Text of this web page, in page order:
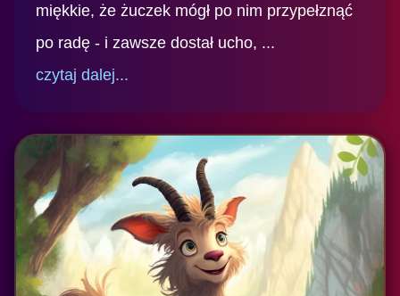
miękkie, że żuczek mógł po nim przypełznąć
po radę - i zawsze dostał ucho, ...
czytaj dalej...